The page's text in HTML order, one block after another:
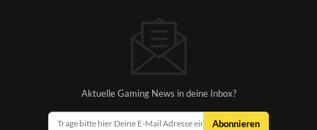
Aktuelle Gaming News in deine Inbox?
Abonnieren